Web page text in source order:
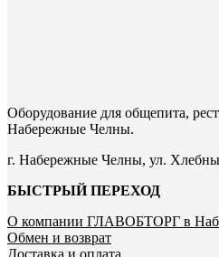
Оборудование для общепита,
Набережные Челны.
г. Набережные Челны, ул.
БЫСТРЫЙ ПЕРЕХОД
О компании ГЛАВОБТОРГ в
Обмен и возврат
Доставка и оплата